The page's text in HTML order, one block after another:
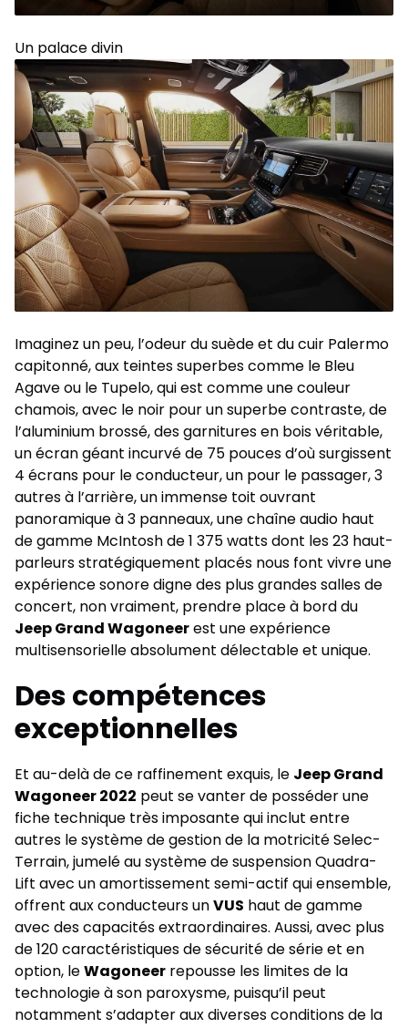
Un palace divin
Imaginez un peu, l’odeur du suède et du cuir Palermo
capitonné, aux teintes superbes comme le Bleu
Agave ou le Tupelo, qui est comme une couleur
chamois, avec le noir pour un superbe contraste, de
l’aluminium brossé, des garnitures en bois véritable,
un écran géant incurvé de 75 pouces d’où surgissent
4 écrans pour le conducteur, un pour le passager, 3
autres à l’arrière, un immense toit ouvrant
panoramique à 3 panneaux, une chaîne audio haut
de gamme McIntosh de 1 375 watts dont les 23 haut-
parleurs stratégiquement placés nous font vivre une
expérience sonore digne des plus grandes salles de
concert, non vraiment, prendre place à bord du
Jeep Grand Wagoneerest une expérience
multisensorielle absolument délectable et unique.
Des compétences
exceptionnelles
Et au-delà de ce raffinement exquis, le Jeep Grand
Wagoneer 2022 peut se vanter de posséder une
fiche technique très imposante qui inclut entre
autres le système de gestion de la motricité Selec-
Terrain, jumelé au système de suspension Quadra-
Lift avec un amortissement semi-actif qui ensemble,
offrent aux conducteurs unVUS haut de gamme
avec des capacités extraordinaires. Aussi, avec plus
de 120 caractéristiques de sécurité de série et en
option, leWagoneer repousse les limites de la
technologie à son paroxysme, puisqu’il peut
notamment s’adapter aux diverses conditions de la